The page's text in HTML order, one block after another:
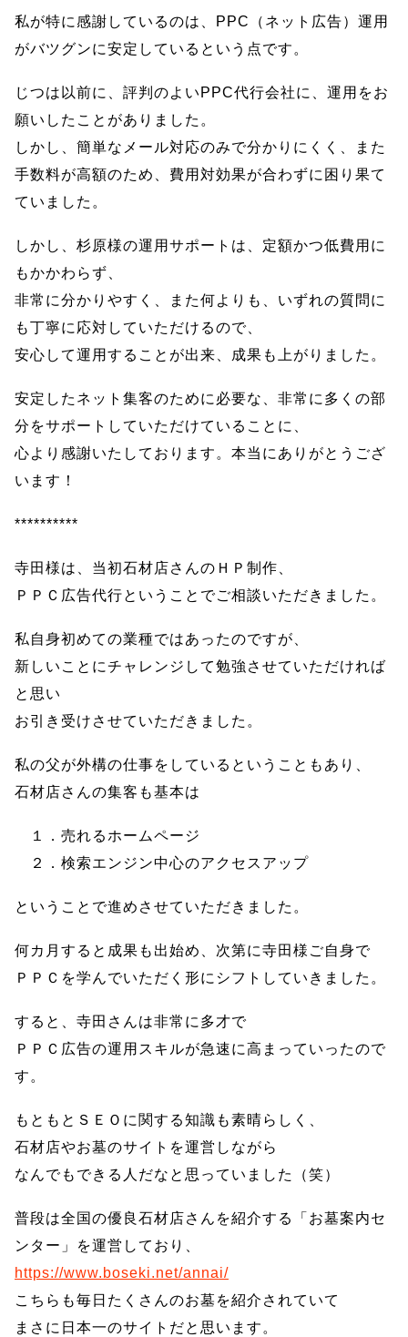
私が特に感謝しているのは、PPC（ネット広告）運用
がバツグンに安定しているという点です。
じつは以前に、評判のよいPPC代行会社に、運用をお
願いしたことがありました。
しかし、簡単なメール対応のみで分かりにくく、また
手数料が高額のため、費用対効果が合わずに困り果て
ていました。
しかし、杉原様の運用サポートは、定額かつ低費用に
もかかわらず、
非常に分かりやすく、また何よりも、いずれの質問に
も丁寧に応対していただけるので、
安心して運用することが出来、成果も上がりました。
安定したネット集客のために必要な、非常に多くの部
分をサポートしていただけていることに、
心より感謝いたしております。本当にありがとうござ
います！
**********
寺田様は、当初石材店さんのＨＰ制作、
ＰＰＣ広告代行ということでご相談いただきました。
私自身初めての業種ではあったのですが、
新しいことにチャレンジして勉強させていただければ
と思い
お引き受けさせていただきました。
私の父が外構の仕事をしているということもあり、
石材店さんの集客も基本は
１．売れるホームページ
２．検索エンジン中心のアクセスアップ
ということで進めさせていただきました。
何カ月すると成果も出始め、次第に寺田様ご自身で
ＰＰＣを学んでいただく形にシフトしていきました。
すると、寺田さんは非常に多才で
ＰＰＣ広告の運用スキルが急速に高まっていったので
す。
もともとＳＥＯに関する知識も素晴らしく、
石材店やお墓のサイトを運営しながら
なんでもできる人だなと思っていました（笑）
普段は全国の優良石材店さんを紹介する「お墓案内セ
ンター」を運営しており、
https://www.boseki.net/annai/
こちらも毎日たくさんのお墓を紹介されていて
まさに日本一のサイトだと思います。